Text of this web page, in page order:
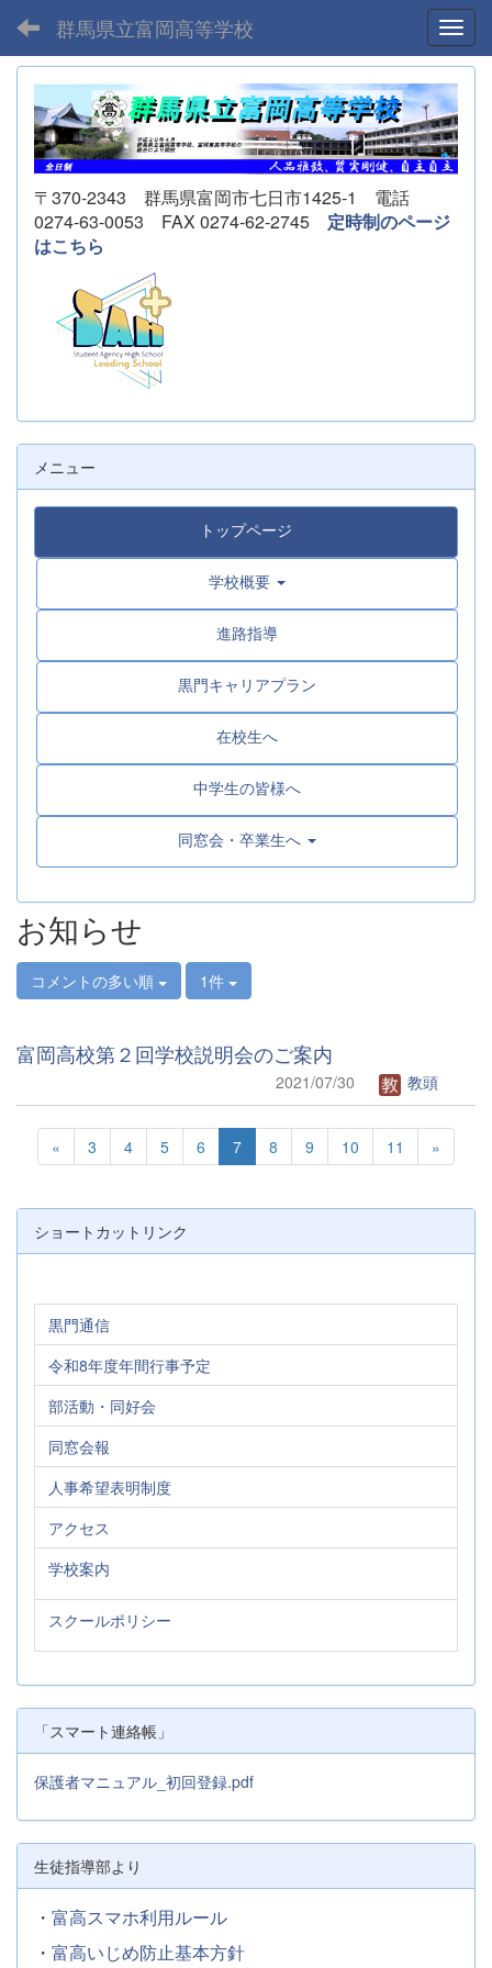
群馬県立富岡高等学校
〒370-2343 群馬県富岡市七日市1425-1 電話
0274-63-0053 FAX 0274-62-2745 定時制のページ
はこちら
メニュー
トップページ
学校概要
進路指導
黒門キャリアプラン
在校生へ
中学生の皆様へ
同窓会・卒業生へ
お知らせ
コメントの多い順 1件
富岡高校第２回学校説明会のご案内
2021/07/30 教頭
« 3 4 5 6 7 8 9 10 11 »
ショートカットリンク
黒門通信
令和8年度年間行事予定
部活動・同好会
同窓会報
人事希望表明制度
アクセス
学校案内
スクールポリシー
「スマート連絡帳」
保護者マニュアル_初回登録.pdf
生徒指導部より
・ 富高スマホ利用ルール
・ 富高いじめ防止基本方針